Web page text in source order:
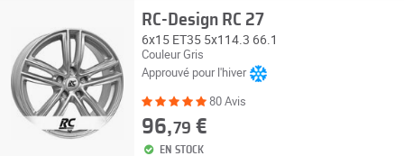
RC-Design RC 27
6x15 ET35 5x114.3 66.1
Couleur Gris
Approuvé pour l'hiver
80 Avis
96,79 €
EN STOCK